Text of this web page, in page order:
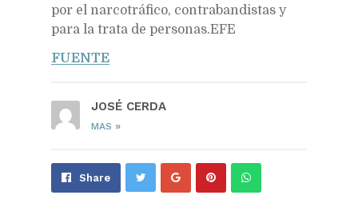
por el narcotráfico, contrabandistas y
para la trata de personas.EFE
FUENTE
JOSÉ CERDA
MAS »
Share Share Pin Send